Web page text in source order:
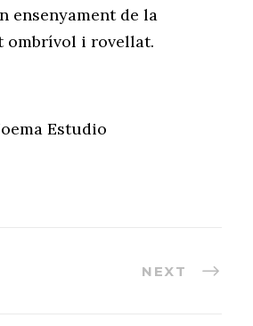
ensenyament de la
ombrívol i rovellat.
Estudio
NEXT